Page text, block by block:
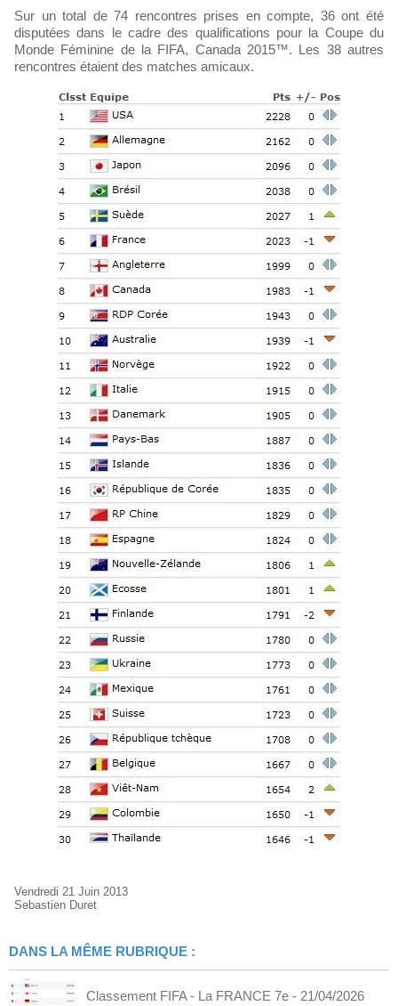
Sur un total de 74 rencontres prises en compte, 36 ont été
disputées dans le cadre des qualifications pour la Coupe du
Monde Féminine de la FIFA, Canada 2015™. Les 38 autres
rencontres étaient des matches amicaux.
Vendredi 21 Juin 2013
Sebastien Duret
DANS LA MÊME RUBRIQUE :
Classement FIFA - La FRANCE 7e - 21/04/2026